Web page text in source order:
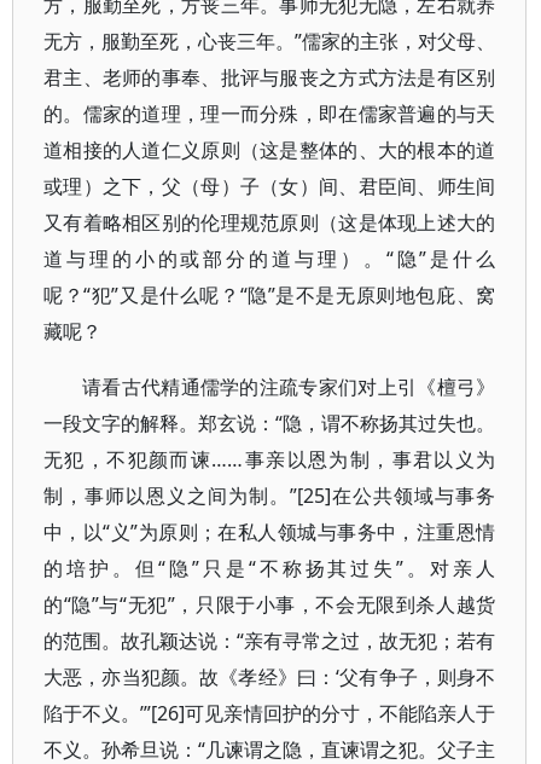
无方，服勤至死，心丧三年。”儒家的主张，对父母、
君主、老师的事奉、批评与服丧之方式方法是有区别
的。儒家的道理，理一而分殊，即在儒家普遍的与天
道相接的人道仁义原则（这是整体的、大的根本的道
或理）之下，父（母）子（女）间、君臣间、师生间
又有着略相区别的伦理规范原则（这是体现上述大的
道与理的小的或部分的道与理）。“隐”是什么
呢？“犯”又是什么呢？“隐”是不是无原则地包庇、窝
藏呢？
请看古代精通儒学的注疏专家们对上引《檀弓》
一段文字的解释。郑玄说：“隐，谓不称扬其过失也。
无犯，不犯颜而谏……事亲以恩为制，事君以义为
制，事师以恩义之间为制。”[25]在公共领域与事务
中，以“义”为原则；在私人领城与事务中，注重恩情
的培护。但“隐”只是“不称扬其过失”。对亲人
的“隐”与“无犯”，只限于小事，不会无限到杀人越货
的范围。故孔颖达说：“亲有寻常之过，故无犯；若有
大恶，亦当犯颜。故《孝经》曰：‘父有争子，则身不
陷于不义。’”[26]可见亲情回护的分寸，不能陷亲人于
不义。孙希旦说：“几谏谓之隐，直谏谓之犯。父子主